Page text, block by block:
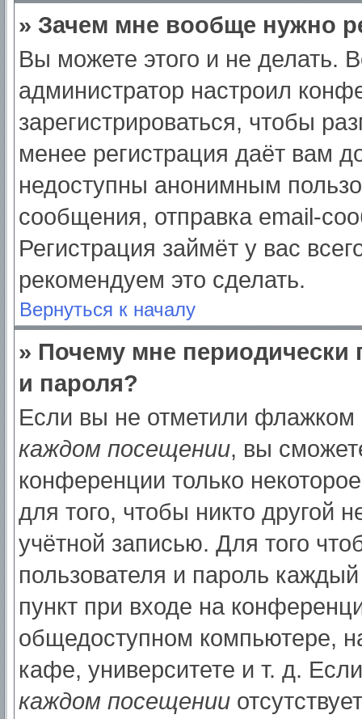
» Зачем мне вообще нужно
Вы можете этого и не делать.
администратор настроил
зарегистрироваться, чтобы
менее регистрация даёт вам
недоступны анонимным
сообщения, отправка email-
Регистрация займёт у вас
рекомендуем это сделать.
Вернуться к началу
» Почему мне периодически
и пароля?
Если вы не отметили флажком
каждом посещении, вы
конференции только
для того, чтобы никто другой
учётной записью. Для того
пользователя и пароль
пункт при входе на
общедоступном компьютере,
кафе, университете и т. д.
каждом посещении